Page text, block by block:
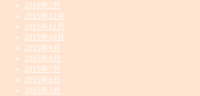
2016年2月
2015年12月
2015年11月
2015年10月
2015年9月
2015年8月
2015年7月
2015年6月
2015年5月